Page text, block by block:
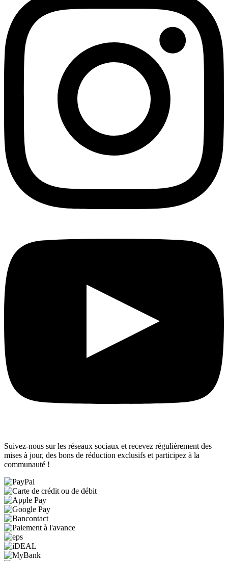
Suivez-nous sur les réseaux sociaux et recevez régulièrement des
mises à jour, des bons de réduction exclusifs et participez à la
communauté !